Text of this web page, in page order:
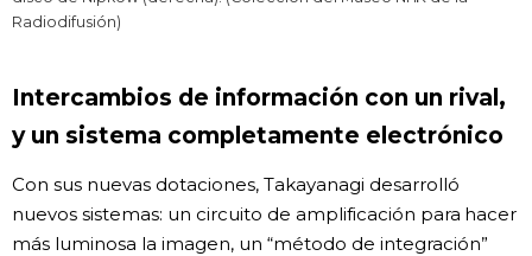
Radiodifusión)
Intercambios de información con un rival,
y un sistema completamente electrónico
Con sus nuevas dotaciones, Takayanagi desarrolló
nuevos sistemas: un circuito de amplificación para hacer
más luminosa la imagen, un “método de integración”